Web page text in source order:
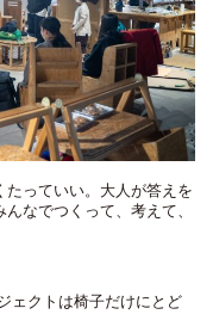
たっていい。大人が答えを
なでつくって、考えて、
ェクトは椅子だけにとど